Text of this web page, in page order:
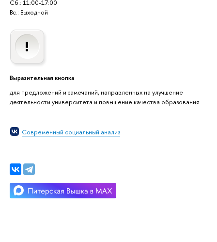
Сб.: 11:00-17:00
Вс.: Выходной
Выразительная кнопка
для предложений и замечаний, направленных на улучшение
деятельности университета и повышение качества образования
Современный социальный анализ